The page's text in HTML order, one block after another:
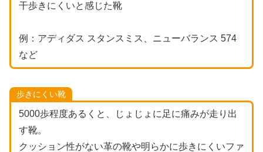
干歩きにくいと感じた靴
例：アディダス スタンスミス、ニューバランス 574
など
歩きにくい靴
5000歩程度あるくと、じょじょに足に痛みが走り出
す靴。
クッション性がない革の靴や明らかに歩きにくいファ